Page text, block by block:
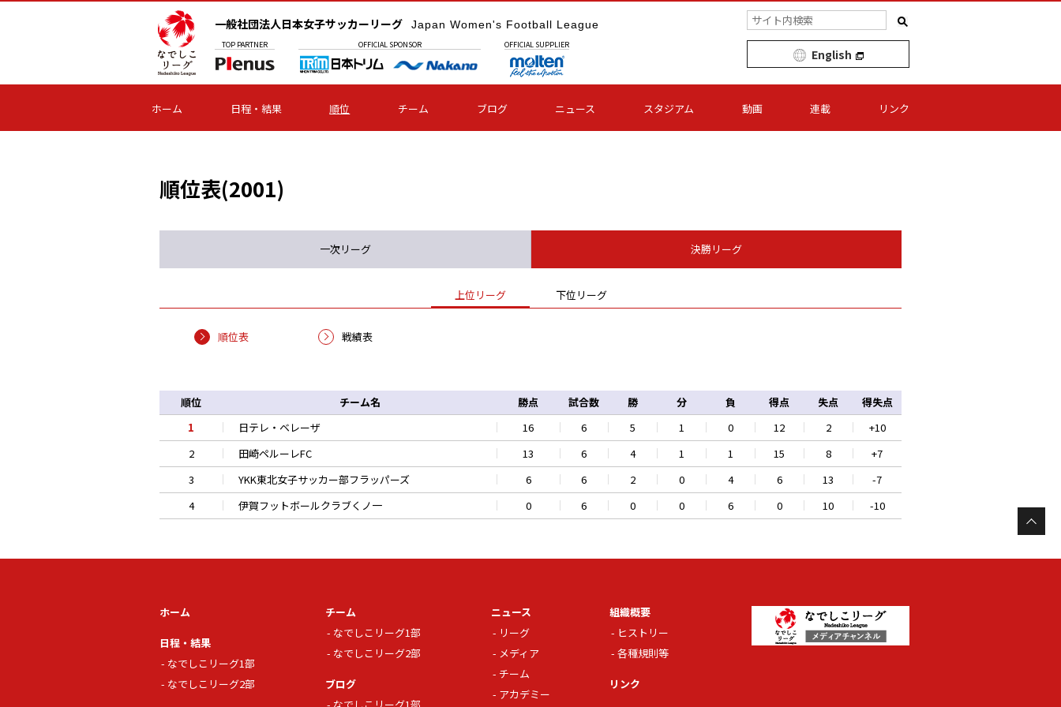
一般社団法人日本女子サッカーリーグ Japan Women's Football League
TOP PARTNER OFFICIAL SPONSOR OFFICIAL SUPPLIER
English
ホーム 日程・結果 順位 チーム ブログ ニュース スタジアム 動画 連載 リンク
順位表(2001)
一次リーグ 決勝リーグ
上位リーグ 下位リーグ
順位表 戦績表
順位 チーム名 勝点 試合数 勝 分 負 得点 失点
得失点
1
日テレ・ベレーザ 16 6 5 1 0 12 2
+10
2
田崎ペルーレFC 13 6 4 1 1 15 8
+7
3
YKK東北女子サッカー部フラッパーズ 6 6 2 0 4 6 13
-7
4
伊賀フットボールクラブくノ一 0 6 0 0 6 0 10 -10
ホーム
日程・結果
なでしこリーグ1部
なでしこリーグ2部
チーム
なでしこリーグ1部
なでしこリーグ2部
ブログ
ニュース
リーグ
メディア
チーム
アカデミー
組織概要
ヒストリー
各種規則等
リンク